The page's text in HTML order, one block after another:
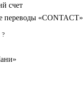
счет
переводы «CONTACT»
?